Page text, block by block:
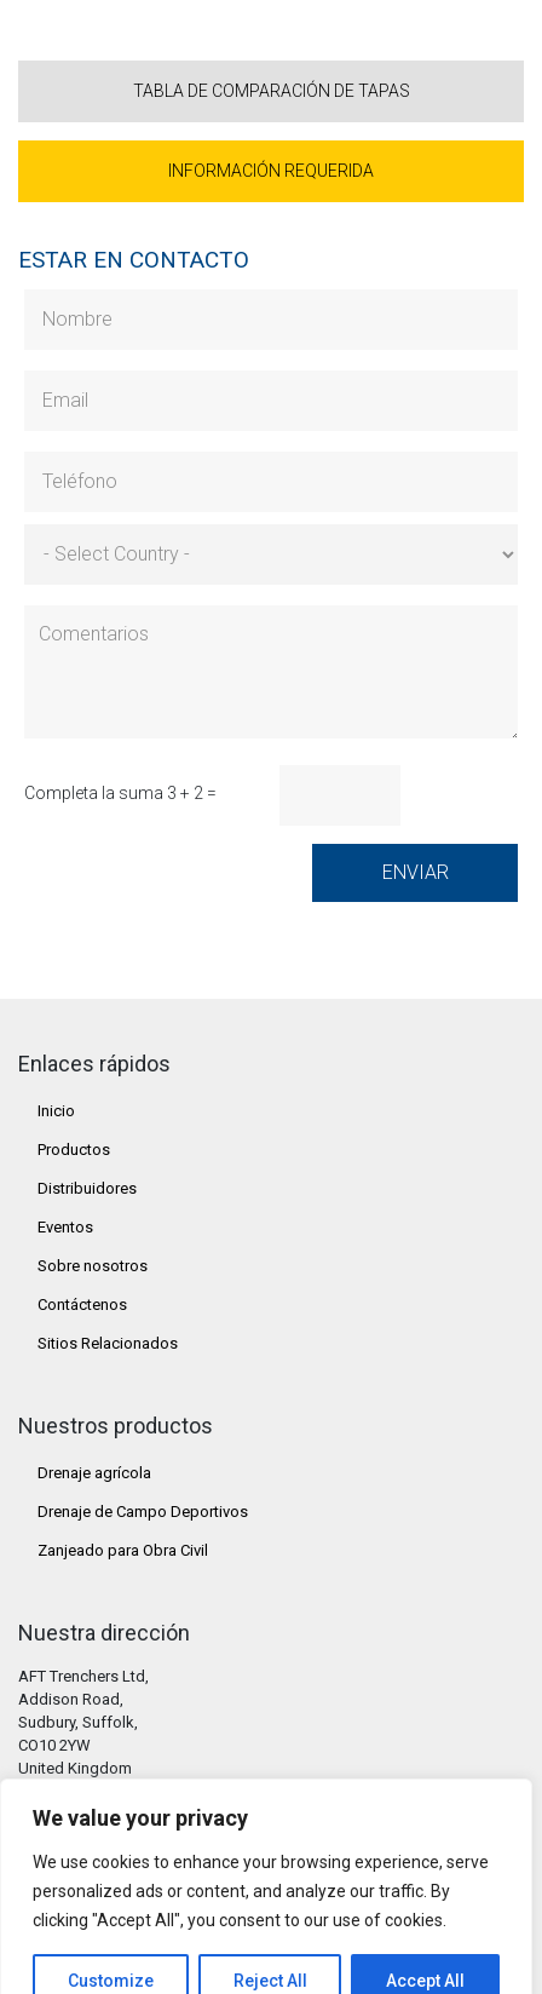
We value your privacy
We use cookies to enhance your browsing experience, serve
personalized ads or content, and analyze our traffic. By
clicking "Accept All", you consent to our use of cookies.
Customize Reject All Accept All
TABLA DE COMPARACIÓN DE TAPAS
INFORMACIÓN REQUERIDA
ESTAR EN CONTACTO
Completa la suma 3 + 2 =
Enlaces rápidos
Inicio
Productos
Distribuidores
Eventos
Sobre nosotros
Contáctenos
Sitios Relacionados
Nuestros productos
Drenaje agrícola
Drenaje de Campo Deportivos
Zanjeado para Obra Civil
Nuestra dirección
AFT Trenchers Ltd,
Addison Road,
Sudbury, Suffolk,
CO10 2YW
United Kingdom
Contáctenos
Tel: +44 (0) 1787 311811
+44 7930 66 44 97